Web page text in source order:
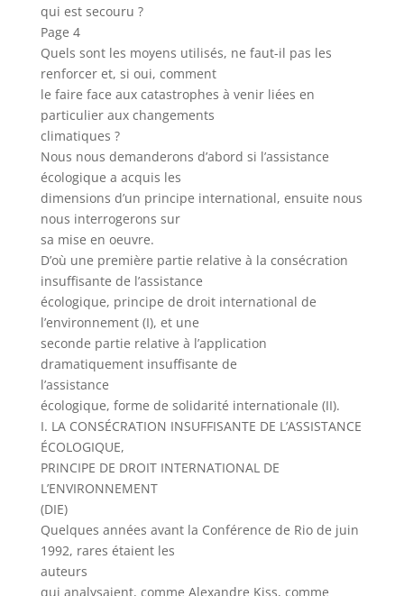
qui est secouru ?
Page 4
Quels sont les moyens utilisés, ne faut-il pas les
renforcer et, si oui, comment
le faire face aux catastrophes à venir liées en
particulier aux changements
climatiques ?
Nous nous demanderons d’abord si l’assistance
écologique a acquis les
dimensions d’un principe international, ensuite nous
nous interrogerons sur
sa mise en oeuvre.
D’où une première partie relative à la consécration
insuffisante de l’assistance
écologique, principe de droit international de
l’environnement (I), et une
seconde partie relative à l’application
dramatiquement insuffisante de
l’assistance
écologique, forme de solidarité internationale (II).
I. LA CONSÉCRATION INSUFFISANTE DE L’ASSISTANCE
ÉCOLOGIQUE,
PRINCIPE DE DROIT INTERNATIONAL DE
L’ENVIRONNEMENT
(DIE)
Quelques années avant la Conférence de Rio de juin
1992, rares étaient les
auteurs
qui analysaient, comme Alexandre Kiss, comme